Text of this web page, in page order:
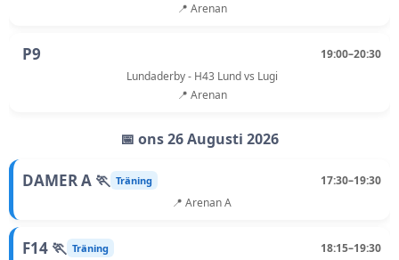
📍 Arenan
P9
19:00–20:30
Lundaderby - H43 Lund vs Lugi
📍 Arenan
📅 ons 26 Augusti 2026
DAMER A 🏃 Träning
17:30–19:30
📍 Arenan A
F14 🏃 Träning
18:15–19:30